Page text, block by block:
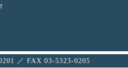
／ FAX 03-5323-0205